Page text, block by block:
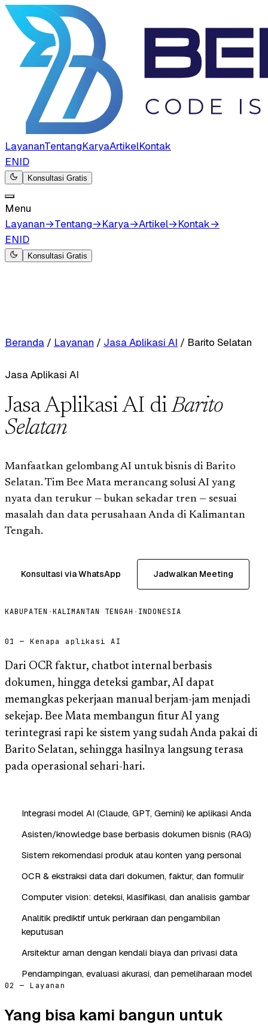
LayananTentangKaryaArtikelKontak
ENID
Konsultasi Gratis
Menu
Layanan→Tentang→Karya→Artikel→Kontak→
ENID
Konsultasi Gratis
Beranda / Layanan / Jasa Aplikasi AI / Barito Selatan
Jasa Aplikasi AI
Jasa Aplikasi AI diBarito
Selatan
Manfaatkan gelombang AI untuk bisnis di Barito
Selatan. Tim Bee Mata merancang solusi AI yang
nyata dan terukur — bukan sekadar tren — sesuai
masalah dan data perusahaan Anda di Kalimantan
Tengah.
Konsultasi via WhatsApp Jadwalkan Meeting
KABUPATEN ·KALIMANTAN TENGAH · INDONESIA
01 — Kenapa aplikasi AI
Dari OCR faktur, chatbot internal berbasis
dokumen, hingga deteksi gambar, AI dapat
memangkas pekerjaan manual berjam-jam menjadi
sekejap. Bee Mata membangun fitur AI yang
terintegrasi rapi ke sistem yang sudah Anda pakai di
Barito Selatan, sehingga hasilnya langsung terasa
pada operasional sehari-hari.
Integrasi model AI (Claude, GPT, Gemini) ke aplikasi Anda
Asisten/knowledge base berbasis dokumen bisnis (RAG)
Sistem rekomendasi produk atau konten yang personal
OCR & ekstraksi data dari dokumen, faktur, dan formulir
Computer vision: deteksi, klasifikasi, dan analisis gambar
Analitik prediktif untuk perkiraan dan pengambilan
keputusan
Arsitektur aman dengan kendali biaya dan privasi data
Pendampingan, evaluasi akurasi, dan pemeliharaan model
02 — Layanan
Yang bisa kami bangun untuk